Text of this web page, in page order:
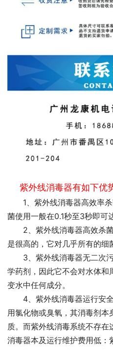
紫外线消毒器有如下优
1、紫外线消毒器高效率杀
菌使用一般在0.1秒至3秒即可
2、紫外线消毒器高效杀菌
是很高的，它对几乎所有的细
3、紫外线消毒器无二次污
学药剂，因此它不会对水体和
变水中任何成分。
4、紫外线消毒器运行安全
用氯化物或臭氧，其消毒剂
质。而紫外线消毒系统不存
消毒器本及运行维护费用低